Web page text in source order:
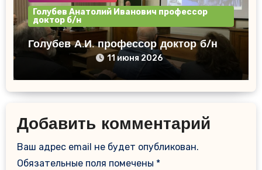
Голубев Анатолий Иванович профессор
доктор б/н
Голубев А.И. профессор доктор б/н
11 июня 2026
Добавить комментарий
Ваш адрес email не будет опубликован.
Обязательные поля помечены *